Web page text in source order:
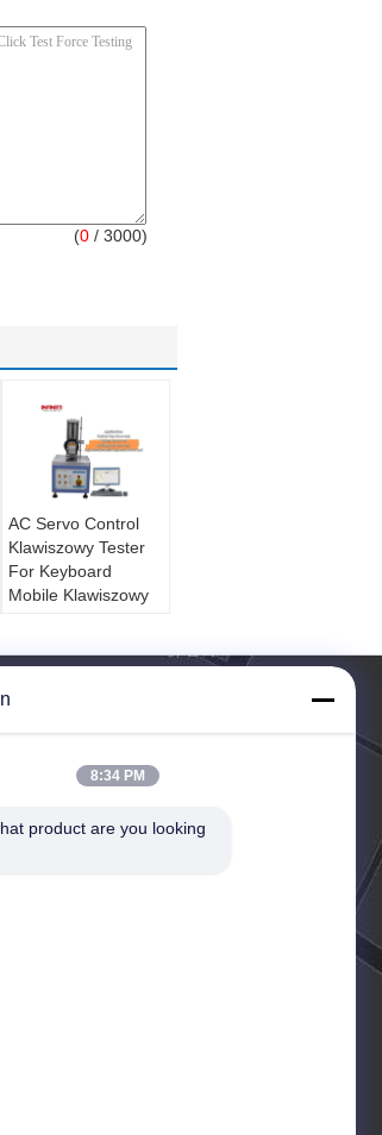
(0 / 3000)
AC Servo Control
Klawiszowy Tester
For Keyboard
Mobile Klawiszowy
8:34 PM
product are you looking